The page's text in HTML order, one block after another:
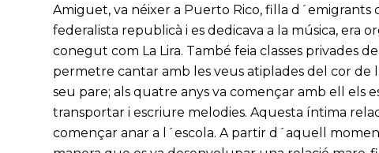
Amiguet, va néixer a Puerto Rico, filla d´emigrants
federalista republicà i es dedicava a la música, era
conegut com La Lira. També feia classes privades
permetre cantar amb les veus atiplades del cor de
seu pare; als quatre anys va començar amb ell els
transportar i escriure melodies. Aquesta íntima
començar anar a l´escola. A partir d´aquell